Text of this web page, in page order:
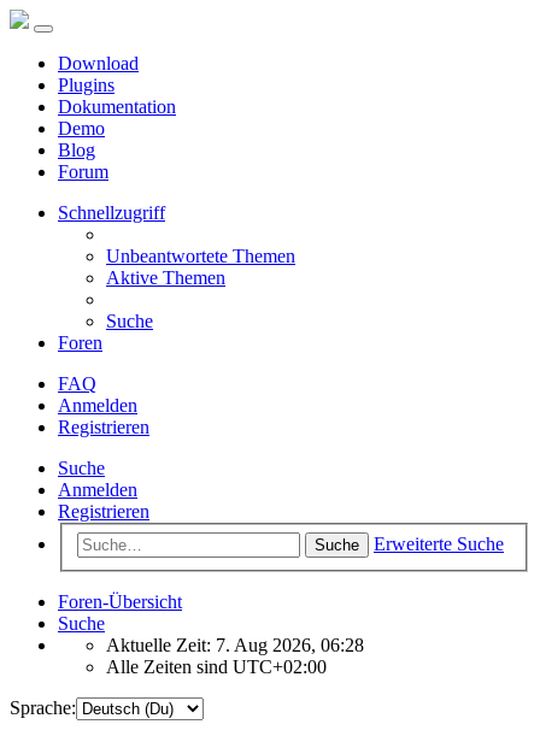
Download
Plugins
Dokumentation
Demo
Blog
Forum
Schnellzugriff
Unbeantwortete Themen
Aktive Themen
Suche
Foren
FAQ
Anmelden
Registrieren
Suche
Anmelden
Registrieren
Suche Erweiterte Suche
Foren-Übersicht
Suche
Aktuelle Zeit: 7. Aug 2026, 06:28
Alle Zeiten sind UTC+02:00
Sprache: